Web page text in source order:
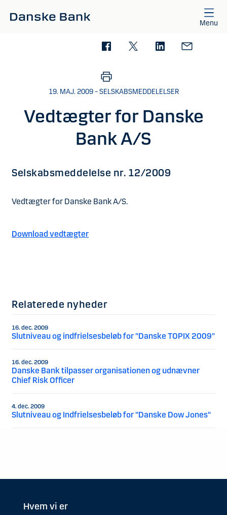
Menu
19. MAJ. 2009 – SELSKABSMEDDELELSER
Vedtægter for Danske
Bank A/S
Selskabsmeddelelse nr. 12/2009
Vedtægter for Danske Bank A/S.
Download vedtægter
Relaterede nyheder
16. dec. 2009
Slutniveau og indfrielsesbeløb for "Danske TOPIX 2009"
16. dec. 2009
Danske Bank tilpasser organisationen og udnævner
Chief Risk Officer
4. dec. 2009
Slutniveau og Indfrielsesbeløb for "Danske Dow Jones"
Hvem vi er